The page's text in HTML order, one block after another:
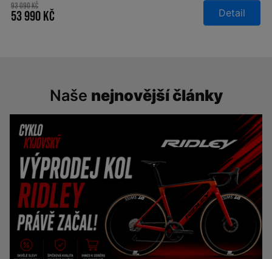
93 090 Kč
53 990 Kč Detail
Naše nejnovější články